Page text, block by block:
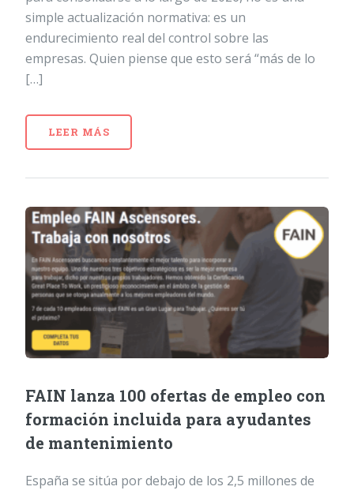
simple actualización normativa: es un
endurecimiento real del control sobre las
empresas. Quien piense que esto será “más de lo
[…]
LEER MÁS
FAIN lanza 100 ofertas de empleo con
formación incluida para ayudantes
de mantenimiento
España se sitúa por debajo de los 2,5 millones de